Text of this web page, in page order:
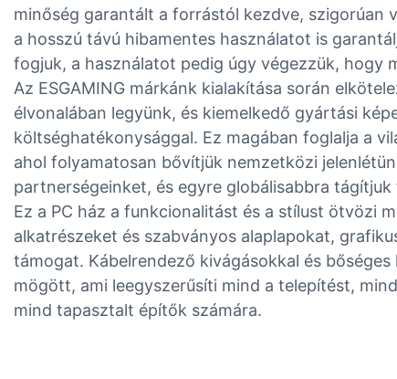
minőség garantált a forrástól kezdve, szigorúan
a hosszú távú hibamentes használatot is
fogjuk, a használatot pedig úgy végezzük, hogy
Az ESGAMING márkánk kialakítása során
élvonalában legyünk, és kiemelkedő gyártási
költséghatékonysággal. Ez magában foglalja a
ahol folyamatosan bővítjük nemzetközi
partnerségeinket, és egyre globálisabbra
Ez a PC ház a funkcionalitást és a stílust ötvözi
alkatrészeket és szabványos alaplapokat,
támogat. Kábelrendező kivágásokkal és
mögött, ami leegyszerűsíti mind a telepítést,
mind tapasztalt építők számára.